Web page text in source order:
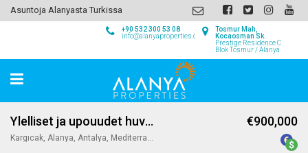
Asuntoja Alanyasta Turkissa
Tosmur Mah,
Kocaosman Sk.
Prestige Residence C
Blok Tosmur / Alanya
+90 532 300 53 08
info@alanyaproperties.com
Ylelliset ja upouudet huvilat myytävänä, Kargicak Alanya
Kargıcak, Alanya, Antalya, Mediterranean Region, 07440, Turkey
€900,000